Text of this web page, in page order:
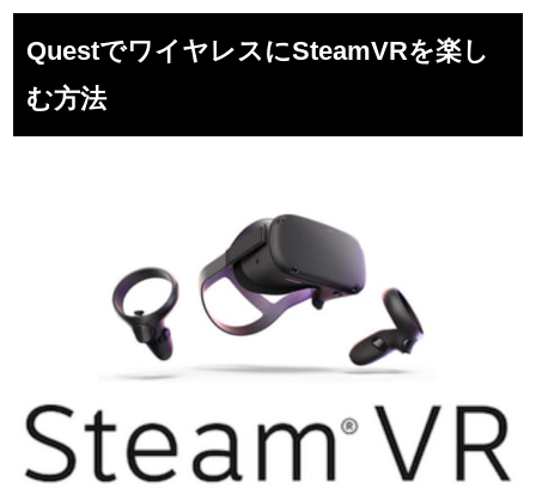
QuestでワイヤレスにSteamVRを楽し
む方法